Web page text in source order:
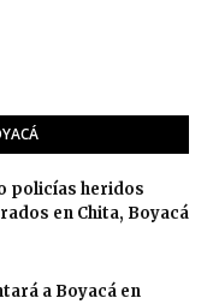
policías heridos
en Chita, Boyacá
a Boyacá en